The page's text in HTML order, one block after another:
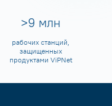
>10 млн
рабочих станций,
защищенных
продуктами ViPNet